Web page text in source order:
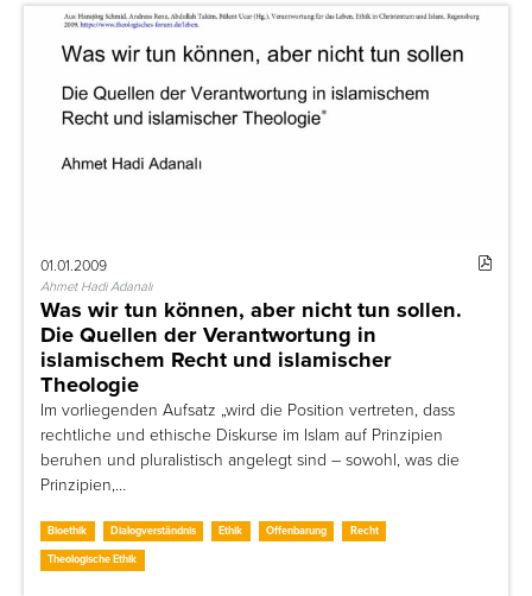
01.01.2009
Ahmet Hadi Adanalı
Was wir tun können, aber nicht tun sollen.
Die Quellen der Verantwortung in
islamischem Recht und islamischer
Theologie
Im vorliegenden Aufsatz „wird die Position vertreten, dass
rechtliche und ethische Diskurse im Islam auf Prinzipien
beruhen und pluralistisch angelegt sind – sowohl, was die
Prinzipien,…
Bioethik Dialogverständnis Ethik Offenbarung
Recht
Theologische Ethik